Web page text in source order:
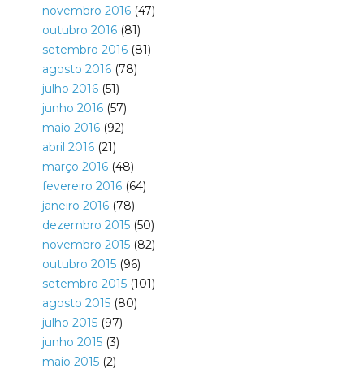
novembro 2016(47)
outubro 2016(81)
setembro 2016(81)
agosto 2016(78)
julho 2016(51)
junho 2016(57)
maio 2016(92)
abril 2016(21)
março 2016(48)
fevereiro 2016(64)
janeiro 2016(78)
dezembro 2015(50)
novembro 2015(82)
outubro 2015(96)
setembro 2015(101)
agosto 2015(80)
julho 2015(97)
junho 2015(3)
maio 2015(2)